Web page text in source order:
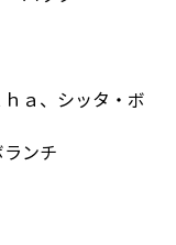
ａ、シッタ・ボ
ンチ